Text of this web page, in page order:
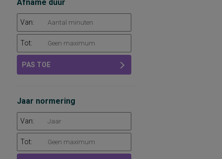
Afname duur
Van:
Tot:
PAS TOE
Jaar normering
Van:
Tot: